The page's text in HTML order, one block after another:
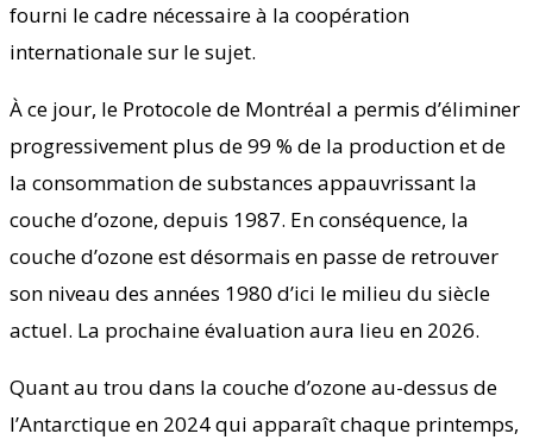
fourni le cadre nécessaire à la coopération
internationale sur le sujet.
À ce jour, le Protocole de Montréal a permis d’éliminer
progressivement plus de 99 % de la production et de
la consommation de substances appauvrissant la
couche d’ozone, depuis 1987. En conséquence, la
couche d’ozone est désormais en passe de retrouver
son niveau des années 1980 d’ici le milieu du siècle
actuel. La prochaine évaluation aura lieu en 2026.
Quant au trou dans la couche d’ozone au-dessus de
l’Antarctique en 2024 qui apparaît chaque printemps,